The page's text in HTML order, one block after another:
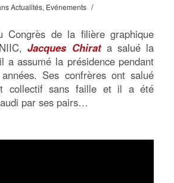
Actualités, Evénements /
Congrès de la filière graphique
Jacques Chirata salué la
a assumé la présidence pendant
Ses confrères ont salué
collectif sans faille et il a été
par ses pairs…